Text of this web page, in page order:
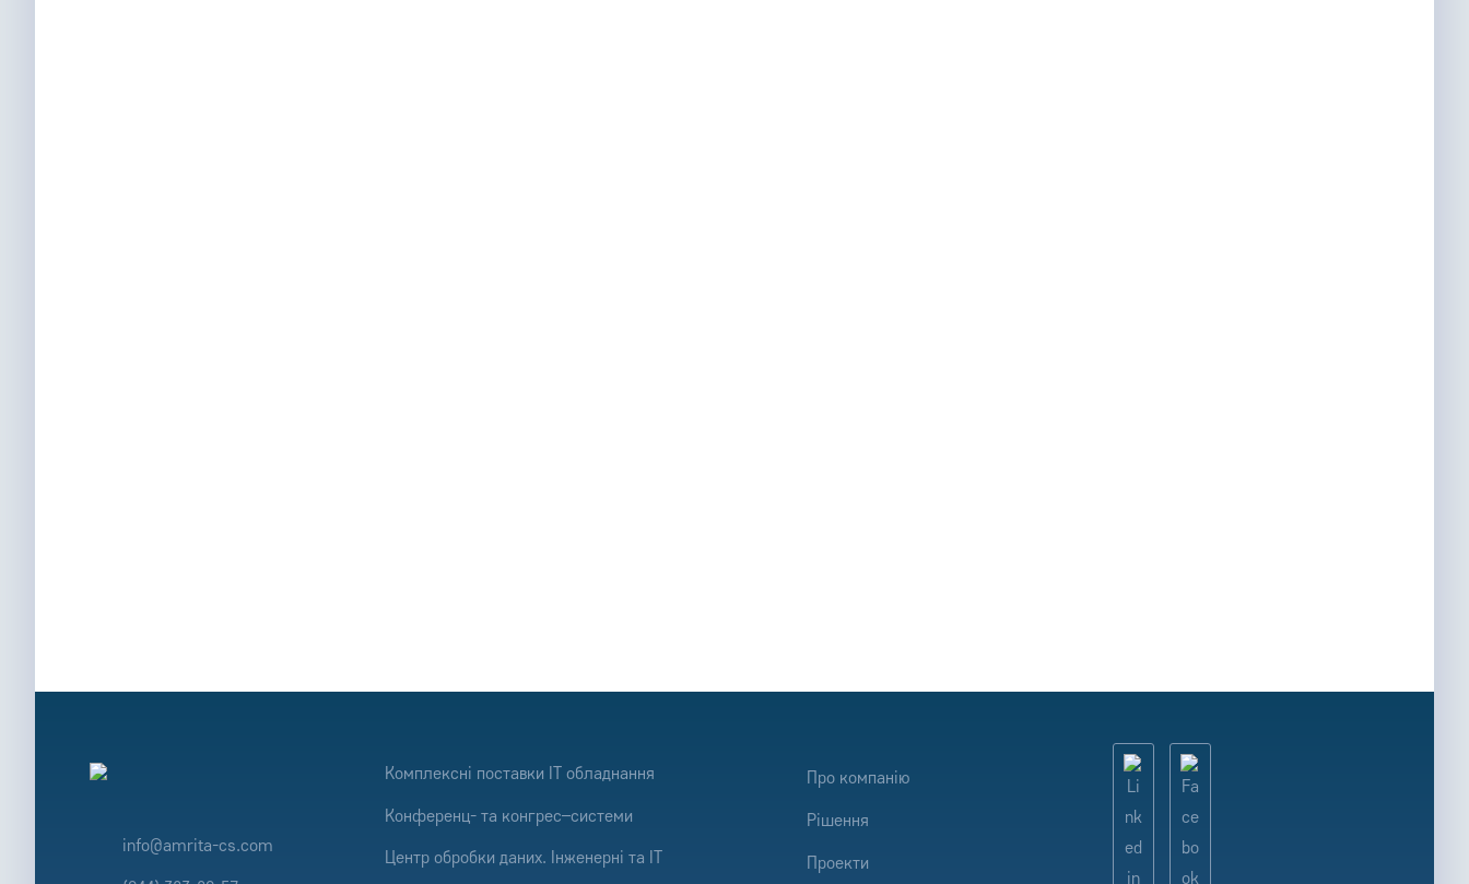
info@amrita-cs.com
Комплексні поставки IT обладнання
Конференц- та конгрес–системи
Центр обробки даних. Інженерні та ІТ
Про компанію
Рішення
Проекти